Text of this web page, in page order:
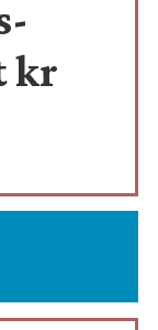
kr